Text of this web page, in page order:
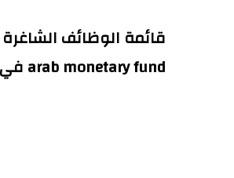
قائمة الوظائف
arab monetary fund في